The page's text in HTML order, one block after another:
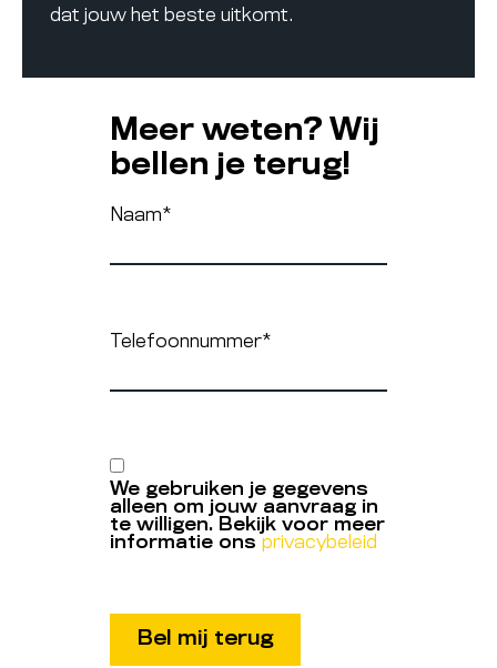
dat jouw het beste uitkomt.
Meer weten? Wij
bellen je terug!
Naam*
Telefoonnummer*
We gebruiken je gegevens
alleen om jouw aanvraag in
te willigen. Bekijk voor meer
informatie ons privacybeleid